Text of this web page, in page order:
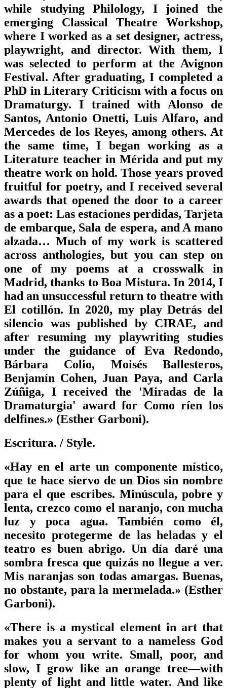
while studying Philology, I joined the
emerging Classical Theatre Workshop,
where I worked as a set designer, actress,
playwright, and director. With them, I
was selected to perform at the Avignon
Festival. After graduating, I completed a
PhD in Literary Criticism with a focus on
Dramaturgy. I trained with Alonso de
Santos, Antonio Onetti, Luis Alfaro, and
Mercedes de los Reyes, among others. At
the same time, I began working as a
Literature teacher in Mérida and put my
theatre work on hold. Those years proved
fruitful for poetry, and I received several
awards that opened the door to a career
as a poet: Las estaciones perdidas, Tarjeta
de embarque, Sala de espera, and A mano
alzada… Much of my work is scattered
across anthologies, but you can step on
one of my poems at a crosswalk in
Madrid, thanks to Boa Mistura. In 2014, I
had an unsuccessful return to theatre with
El cotillón. In 2020, my play Detrás del
silencio was published by CIRAE, and
after resuming my playwriting studies
under the guidance of Eva Redondo,
Bárbara Colio, Moisés Ballesteros,
Benjamín Cohen, Juan Paya, and Carla
Zúñiga, I received the 'Miradas de la
Dramaturgia' award for Como ríen los
delfines.» (Esther Garboni).
Escritura. / Style.
«Hay en el arte un componente místico,
que te hace siervo de un Dios sin nombre
para el que escribes. Minúscula, pobre y
lenta, crezco como el naranjo, con mucha
luz y poca agua. También como él,
necesito protegerme de las heladas y el
teatro es buen abrigo. Un día daré una
sombra fresca que quizás no llegue a ver.
Mis naranjas son todas amargas. Buenas,
no obstante, para la mermelada.» (Esther
Garboni).
«There is a mystical element in art that
makes you a servant to a nameless God
for whom you write. Small, poor, and
slow, I grow like an orange tree—with
plenty of light and little water. And like